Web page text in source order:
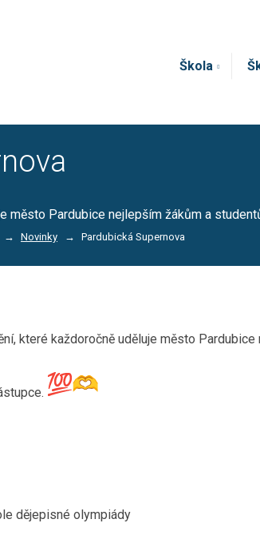
Škola
město Pardubice nejlepším žákům a
Novinky Pardubická Supernova
které každoročně uděluje město
dějepisné olympiády